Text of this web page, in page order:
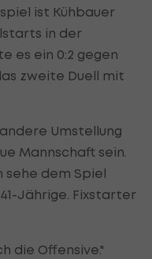
ist Kühbauer
in der
es ein 0:2 gegen
zweite Duell mit
Umstellung
Mannschaft sein.
sehe dem Spiel
Jährige. Fixstarter
die Offensive."